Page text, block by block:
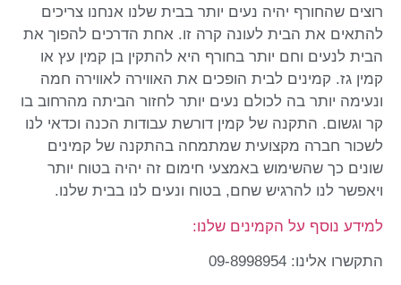
רוצים שהחורף יהיה נעים יותר בבית שלנו אנחנו צריכים
להתאים את הבית לעונה קרה זו. אחת הדרכים להפוך את
הבית לנעים וחם יותר בחורף היא להתקין בן קמין עץ או
קמין גז. קמינים לבית הופכים את האווירה לאווירה חמה
ונעימה יותר בה לכולם נעים יותר לחזור הביתה מהרחוב בו
קר וגשום. התקנה של קמין דורשת עבודות הכנה וכדאי לנו
לשכור חברה מקצועית שמתמחה בהתקנה של קמינים
שונים כך שהשימוש באמצעי חימום זה יהיה בטוח יותר
ויאפשר לנו להרגיש שחם, בטוח ונעים לנו בבית שלנו.
למידע נוסף על הקמינים שלנו:
התקשרו אלינו: 09-8998954